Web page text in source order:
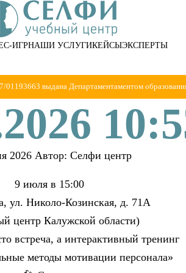
ИГРНАШИ УСЛУГИКЕЙСЫЭКСПЕРТЫ
01193663 выдана Департаментаментом
2026 Автор: Селфи центр
9 июля в 15:00
ул. Николо-Козинская, д. 71А
центр Калужской области)
встреча, а интерактивный тренинг
методы мотивации персонала»